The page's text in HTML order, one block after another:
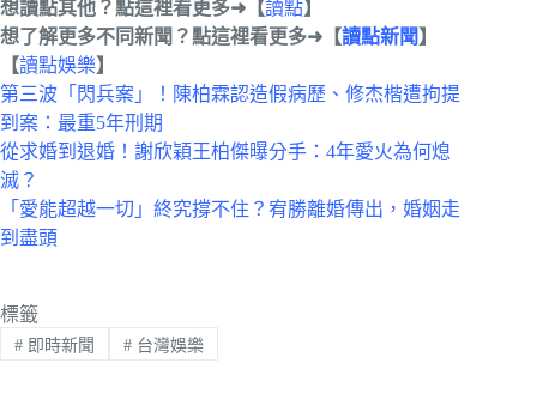
想讀點其他？點這裡看更多➜【讀點】
想了解更多不同新聞？點這裡看更多➜ 【讀點新聞 】
【讀點娛樂】
第三波「閃兵案」！陳柏霖認造假病歷、修杰楷遭拘提
到案：最重5年刑期
從求婚到退婚！謝欣穎王柏傑曝分手：4年愛火為何熄
滅？
「愛能超越一切」終究撐不住？宥勝離婚傳出，婚姻走
到盡頭
標籤
#即時新聞 #台灣娛樂